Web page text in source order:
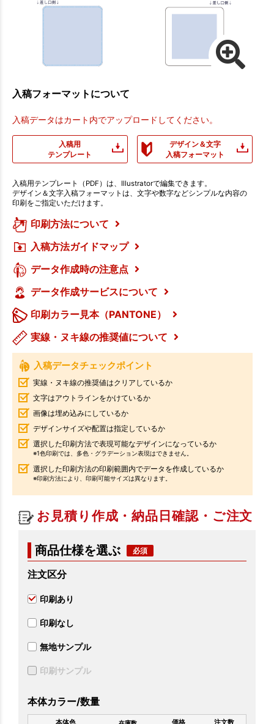
入稿フォーマットについて
入稿データはカート内でアップロードしてください。
入稿用
テンプレート
デザイン＆文字
入稿フォーマット
入稿用テンプレート（PDF）は、Illustratorで編集できます。
デザイン＆文字入稿フォーマットは、文字や数字などシンプルな内容の
印刷をご指定いただけます。
印刷方法について
入稿方法ガイドマップ
データ作成時の注意点
データ作成サービスについて
印刷カラー見本（PANTONE）
実線・ヌキ線の推奨値について
入稿データチェックポイント
実線・ヌキ線の推奨値はクリアしているか
文字はアウトラインをかけているか
画像は埋め込みにしているか
デザインサイズや配置は指定しているか
選択した印刷方法で表現可能なデザインになっているか
※1色印刷では、多色・グラデーション表現はできません。
選択した印刷方法の印刷範囲内でデータを作成しているか
※印刷方法により、印刷可能サイズは異なります。
お見積り作成・納品日確認・ご注文
商品仕様を選ぶ
注文区分
印刷あり
印刷なし
無地サンプル
印刷サンプル
本体カラー/数量
本体色 在庫数 価格 注文数